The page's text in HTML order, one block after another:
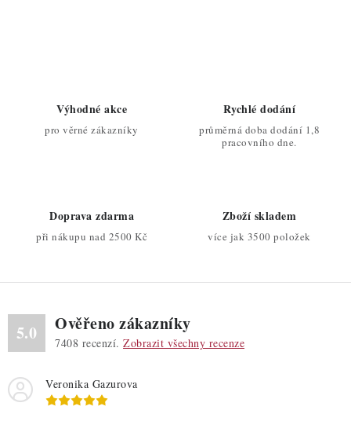
v
ý
i
s
u
Výhodné akce
pro věrné zákazníky
Rychlé dodání
průměrná doba dodání 1,8
pracovního dne.
Doprava zdarma
při nákupu nad 2500 Kč
Zboží skladem
více jak 3500 položek
5.0 Ověřeno zákazníky
7408 recenzí. Zobrazit všechny recenze
Veronika Gazurova